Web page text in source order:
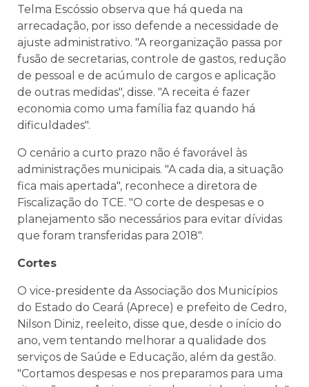
Telma Escóssio observa que há queda na
arrecadação, por isso defende a necessidade de
ajuste administrativo. "A reorganização passa por
fusão de secretarias, controle de gastos, redução
de pessoal e de acúmulo de cargos e aplicação
de outras medidas", disse. "A receita é fazer
economia como uma família faz quando há
dificuldades".
O cenário a curto prazo não é favorável às
administrações municipais. "A cada dia, a situação
fica mais apertada", reconhece a diretora de
Fiscalização do TCE. "O corte de despesas e o
planejamento são necessários para evitar dívidas
que foram transferidas para 2018".
Cortes
O vice-presidente da Associação dos Municípios
do Estado do Ceará (Aprece) e prefeito de Cedro,
Nilson Diniz, reeleito, disse que, desde o início do
ano, vem tentando melhorar a qualidade dos
serviços de Saúde e Educação, além da gestão.
"Cortamos despesas e nos preparamos para uma